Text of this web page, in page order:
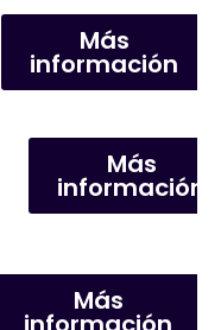
Más
información
Más
información
Más